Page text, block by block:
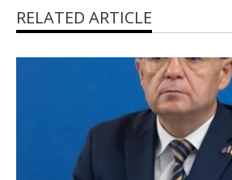
RELATED ARTICLE